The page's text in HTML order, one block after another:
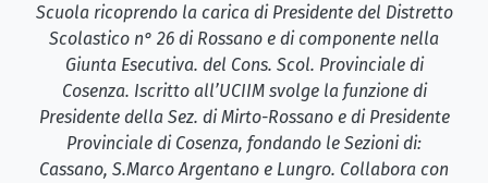
Scuola ricoprendo la carica di Presidente del Distretto
Scolastico n° 26 di Rossano e di componente nella
Giunta Esecutiva. del Cons. Scol. Provinciale di
Cosenza. Iscritto all’UCIIM svolge la funzione di
Presidente della Sez. di Mirto-Rossano e di Presidente
Provinciale di Cosenza, fondando le Sezioni di:
Cassano, S.Marco Argentano e Lungro. Collabora con